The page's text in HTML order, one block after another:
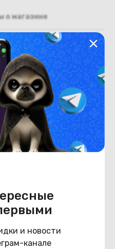
и новости
канале
о магазине
плата USB